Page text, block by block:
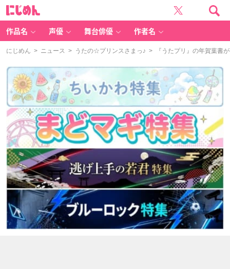
作品名 声優 舞台俳優 作者名
にじめん > ニュース > うたの☆プリンスさまっ♪ > 『うたプリ』の年賀葉書